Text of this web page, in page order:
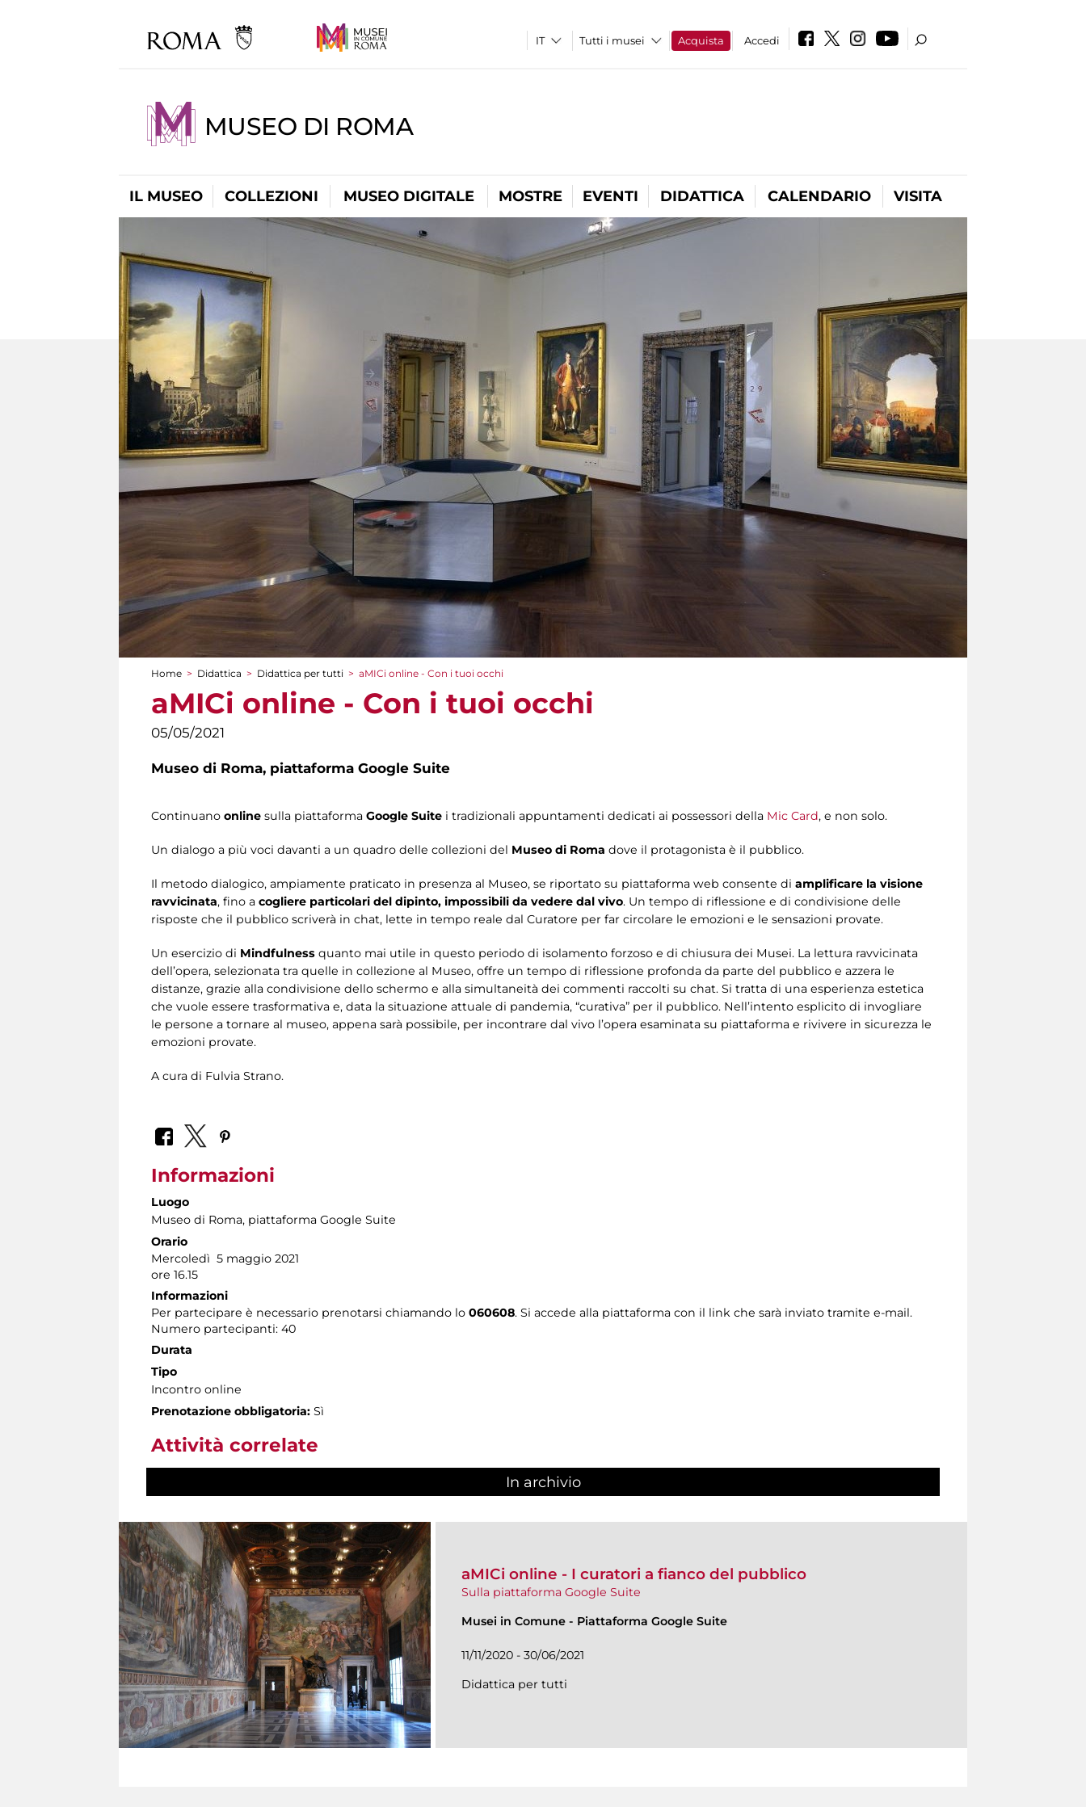
Tutti i musei Acquista Accedi
MUSEO DI ROMA
IL MUSEO COLLEZIONI MUSEO DIGITALE MOSTRE EVENTI DIDATTICA CALENDARIO VISITA
Tu sei qui
Home > Didattica > Didattica per tutti > aMICi online - Con i tuoi occhi
aMICi online - Con i tuoi occhi
05/05/2021
Museo di Roma, piattaforma Google Suite
Continuano online sulla piattaforma Google Suite i tradizionali appuntamenti dedicati ai possessori della Mic Card, e non solo.
Un dialogo a più voci davanti a un quadro delle collezioni del Museo di Roma dove il protagonista è il pubblico.
Il metodo dialogico, ampiamente praticato in presenza al Museo, se riportato su piattaforma web consente di amplificare la visione
ravvicinata, fino a cogliere particolari del dipinto, impossibili da vedere dal vivo. Un tempo di riflessione e di condivisione delle
risposte che il pubblico scriverà in chat, lette in tempo reale dal Curatore per far circolare le emozioni e le sensazioni provate.
Un esercizio di Mindfulness quanto mai utile in questo periodo di isolamento forzoso e di chiusura dei Musei. La lettura ravvicinata
dell’opera, selezionata tra quelle in collezione al Museo, offre un tempo di riflessione profonda da parte del pubblico e azzera le
distanze, grazie alla condivisione dello schermo e alla simultaneità dei commenti raccolti su chat. Si tratta di una esperienza estetica
che vuole essere trasformativa e, data la situazione attuale di pandemia, “curativa” per il pubblico. Nell’intento esplicito di invogliare
le persone a tornare al museo, appena sarà possibile, per incontrare dal vivo l’opera esaminata su piattaforma e rivivere in sicurezza le
emozioni provate.
A cura di Fulvia Strano.
Informazioni
Luogo
Museo di Roma, piattaforma Google Suite
Orario
Mercoledì 5 maggio 2021
ore 16.15
Informazioni
Per partecipare è necessario prenotarsi chiamando lo 060608. Si accede alla piattaforma con il link che sarà inviato tramite e-mail.
Numero partecipanti: 40
Durata
Tipo
Incontro online
Prenotazione obbligatoria: Sì
Attività correlate
In archivio
aMICi online - I curatori a fianco del pubblico
Sulla piattaforma Google Suite
Musei in Comune - Piattaforma Google Suite
11/11/2020 - 30/06/2021
Didattica per tutti